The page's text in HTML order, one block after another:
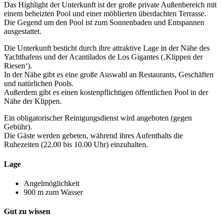
Das Highlight der Unterkunft ist der große private Außenbereich mit
einem beheizten Pool und einer möblierten überdachten Terrasse.
Die Gegend um den Pool ist zum Sonnenbaden und Entspannen
ausgestattet.
Die Unterkunft besticht durch ihre attraktive Lage in der Nähe des
Yachthafens und der Acantilados de Los Gigantes (‚Klippen der
Riesen‘).
In der Nähe gibt es eine große Auswahl an Restaurants, Geschäften
und natürlichen Pools.
Außerdem gibt es einen kostenpflichtigen öffentlichen Pool in der
Nähe der Klippen.
Ein obligatorischer Reinigungsdienst wird angeboten (gegen
Gebühr).
Die Gäste werden gebeten, während ihres Aufenthalts die
Ruhezeiten (22.00 bis 10.00 Uhr) einzuhalten.
Lage
Angelmöglichkeit
900 m zum Wasser
Gut zu wissen